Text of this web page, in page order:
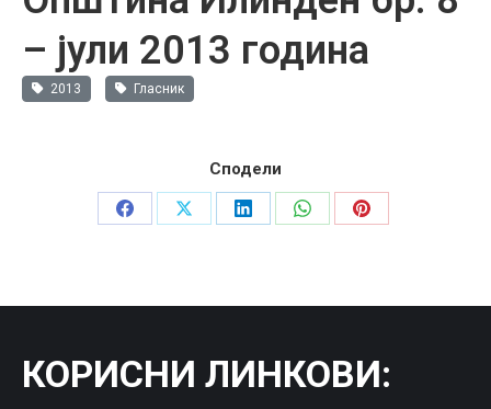
– јули 2013 година
2013 Гласник
Сподели
Share
Share
Share
Share
Share
КОРИСНИ ЛИНКОВИ: